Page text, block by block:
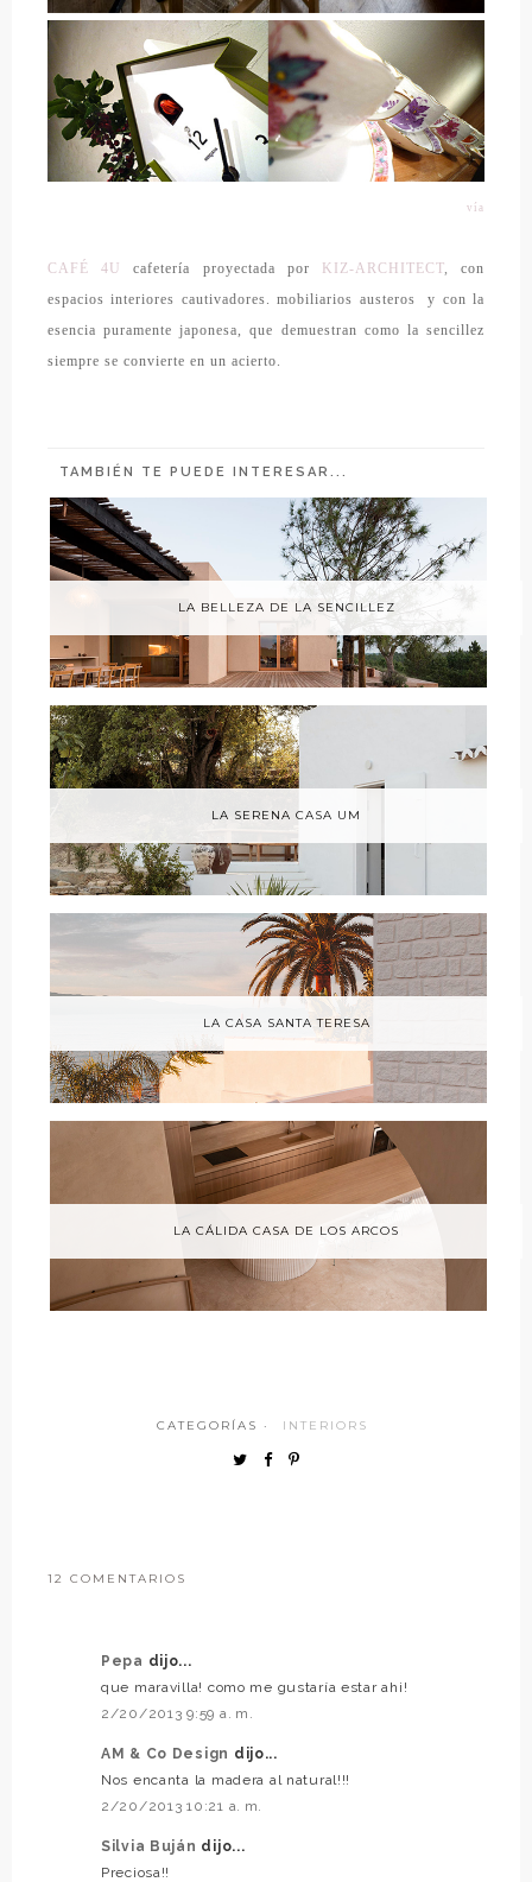
vía
CAFÉ 4U cafetería proyectada por KIZ-ARCHITECT,
con
espacios interiores cautivadores. mobiliarios austeros
y con la
esencia puramente japonesa, que demuestran como la sencillez
siempre se convierte en un acierto.
TAMBIÉN TE PUEDE INTERESAR...
LA BELLEZA DE LA SENCILLEZ
LA SERENA CASA UM
LA CASA SANTA TERESA
LA CÁLIDA CASA DE LOS ARCOS
CATEGORÍAS · INTERIORS
12 COMENTARIOS
Pepa dijo...
que maravilla! como me gustaría estar ahi!
2/20/2013 9:59 a. m.
AM & Co Design dijo...
Nos encanta la madera al natural!!!
2/20/2013 10:21 a. m.
Silvia Buján dijo...
Preciosa!!